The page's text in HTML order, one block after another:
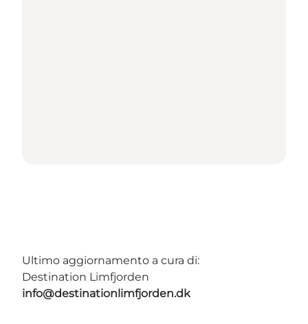
Ultimo aggiornamento a cura di:
Destination Limfjorden
info@destinationlimfjorden.dk